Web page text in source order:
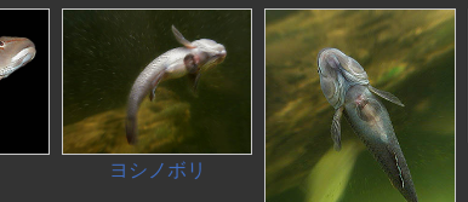
ヨシノボリ